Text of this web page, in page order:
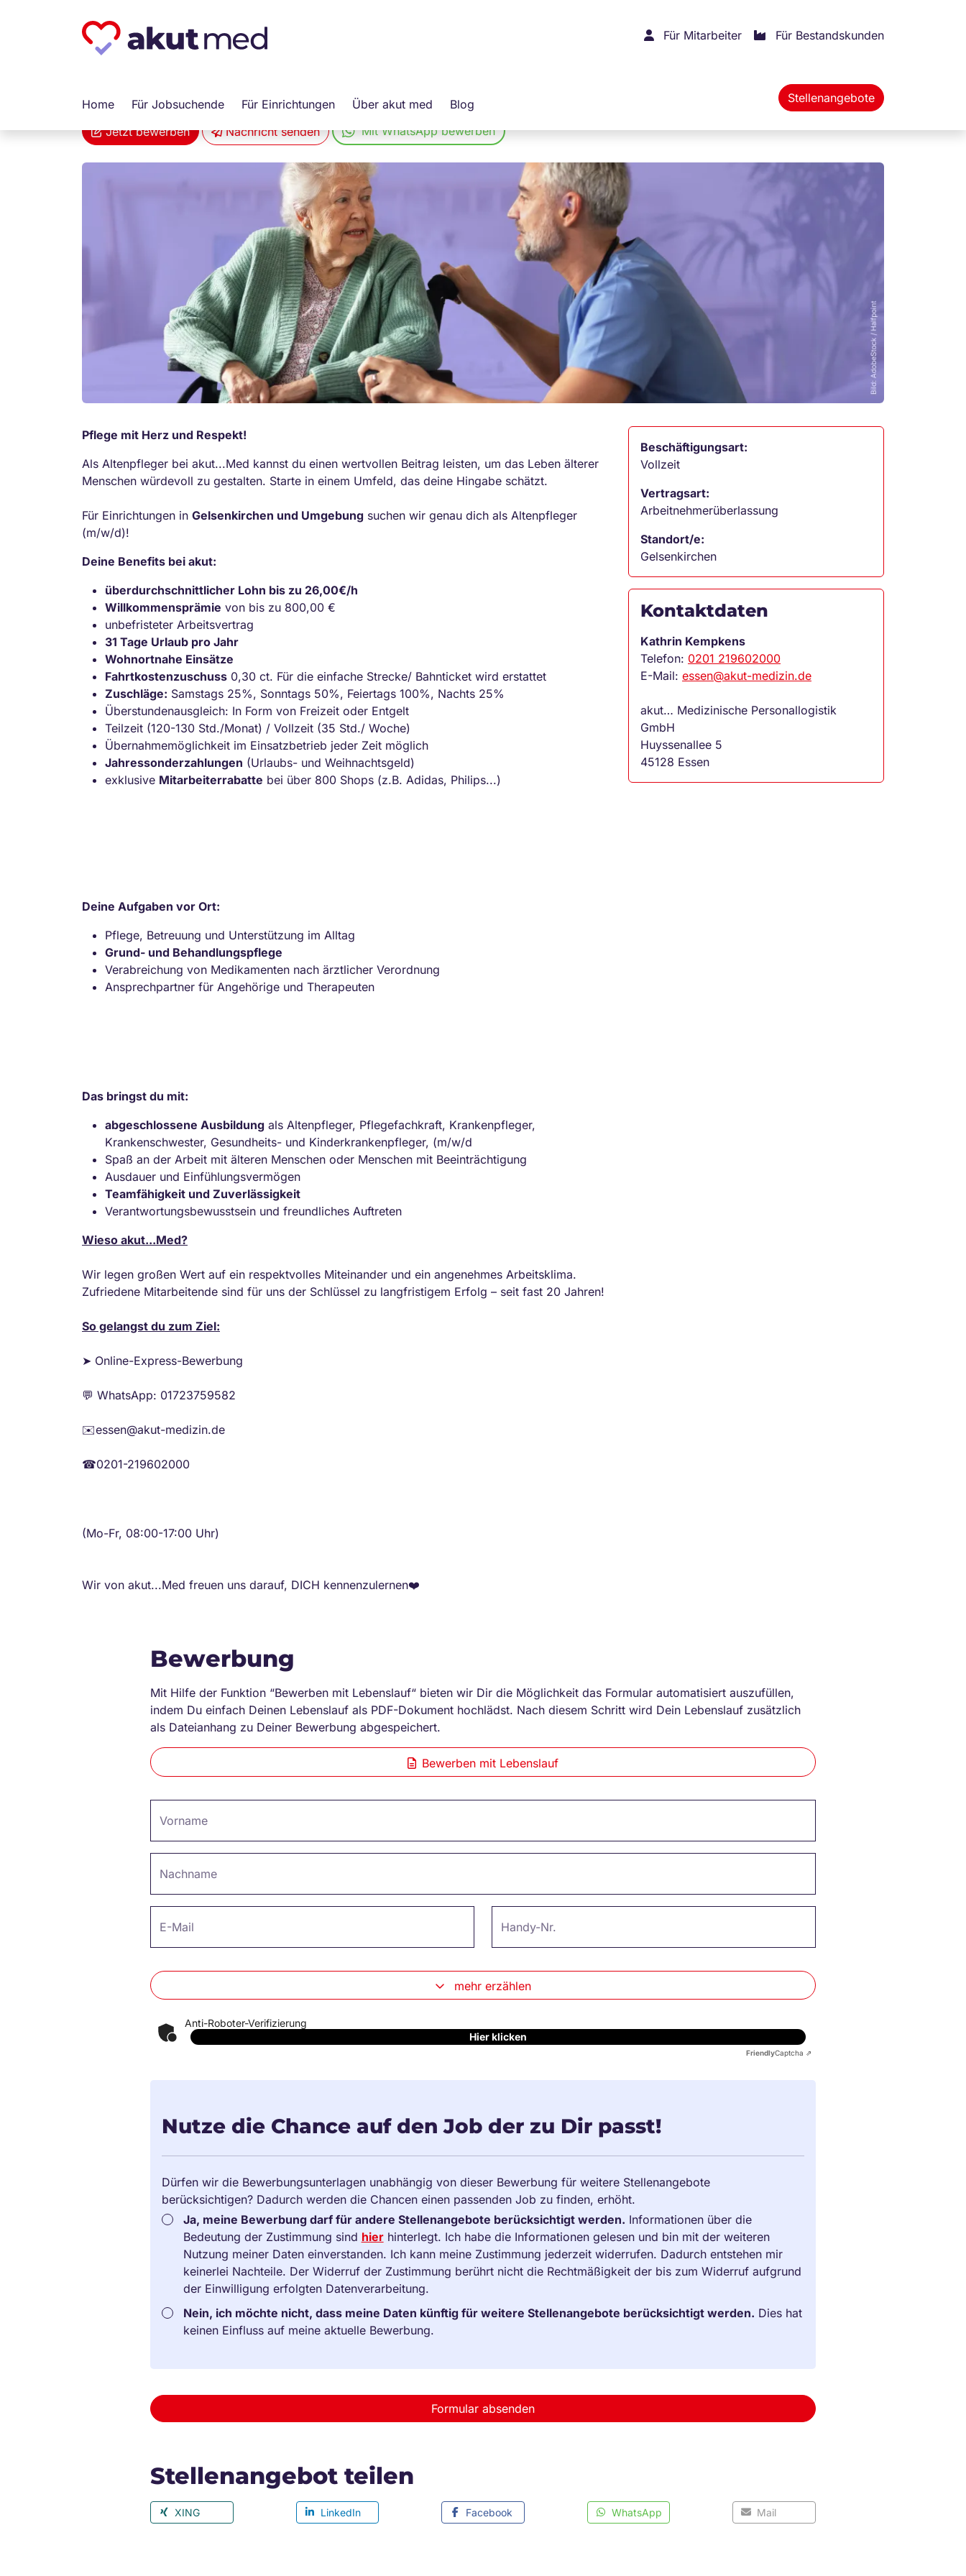
Home Für Jobsuchende Für Einrichtungen Über akut med Blog Stellenangebote
Für Mitarbeiter Für Bestandskunden
akut... Medizinische Personallogistik GmbH
Altenpfleger (m/w/d)
Jetzt bewerben Nachricht senden Mit WhatsApp bewerben
Pflege mit Herz und Respekt!
Als Altenpfleger bei akut...Med kannst du einen wertvollen Beitrag leisten, um das Leben älterer
Menschen würdevoll zu gestalten. Starte in einem Umfeld, das deine Hingabe schätzt.
Für Einrichtungen in Gelsenkirchen und Umgebung suchen wir genau dich als Altenpfleger
(m/w/d)!
Deine Benefits bei akut:
überdurchschnittlicher Lohn bis zu 26,00€/h
Willkommensprämie von bis zu 800,00 €
unbefristeter Arbeitsvertrag
31 Tage Urlaub pro Jahr
Wohnortnahe Einsätze
Fahrtkostenzuschuss 0,30 ct. Für die einfache Strecke/ Bahnticket wird erstattet
Zuschläge: Samstags 25%, Sonntags 50%, Feiertags 100%, Nachts 25%
Überstundenausgleich: In Form von Freizeit oder Entgelt
Teilzeit (120-130 Std./Monat) / Vollzeit (35 Std./ Woche)
Übernahmemöglichkeit im Einsatzbetrieb jeder Zeit möglich
Jahressonderzahlungen (Urlaubs- und Weihnachtsgeld)
exklusive Mitarbeiterrabatte bei über 800 Shops (z.B. Adidas, Philips...)
Deine Aufgaben vor Ort:
Pflege, Betreuung und Unterstützung im Alltag
Grund- und Behandlungspflege
Verabreichung von Medikamenten nach ärztlicher Verordnung
Ansprechpartner für Angehörige und Therapeuten
Das bringst du mit:
abgeschlossene Ausbildung als Altenpfleger, Pflegefachkraft, Krankenpfleger,
Krankenschwester, Gesundheits- und Kinderkrankenpfleger, (m/w/d
Spaß an der Arbeit mit älteren Menschen oder Menschen mit Beeinträchtigung
Ausdauer und Einfühlungsvermögen
Teamfähigkeit und Zuverlässigkeit
Verantwortungsbewusstsein und freundliches Auftreten
Wieso akut...Med?
Wir legen großen Wert auf ein respektvolles Miteinander und ein angenehmes Arbeitsklima.
Zufriedene Mitarbeitende sind für uns der Schlüssel zu langfristigem Erfolg – seit fast 20 Jahren!
So gelangst du zum Ziel:
➤ Online-Express-Bewerbung
💬 WhatsApp: 01723759582
✉️essen@akut-medizin.de
☎0201-219602000
(Mo-Fr, 08:00-17:00 Uhr)
Wir von akut...Med freuen uns darauf, DICH kennenzulernen❤️
Beschäftigungsart:
Vollzeit
Vertragsart:
Arbeitnehmerüberlassung
Standort/e:
Gelsenkirchen
Kontaktdaten
Kathrin Kempkens
Telefon: 0201 219602000
E-Mail: essen@akut-medizin.de
akut… Medizinische Personallogistik
GmbH
Huyssenallee 5
45128 Essen
Bewerbung
Mit Hilfe der Funktion “Bewerben mit Lebenslauf“ bieten wir Dir die Möglichkeit das Formular automatisiert auszufüllen,
indem Du einfach Deinen Lebenslauf als PDF-Dokument hochlädst. Nach diesem Schritt wird Dein Lebenslauf zusätzlich
als Dateianhang zu Deiner Bewerbung abgespeichert.
Bewerben mit Lebenslauf
Vorname
Nachname
E-Mail Handy-Nr.
mehr erzählen
Anti-Roboter-Verifizierung
Hier klicken
FriendlyCaptcha ⇗
Nutze die Chance auf den Job der zu Dir passt!
Dürfen wir die Bewerbungsunterlagen unabhängig von dieser Bewerbung für weitere Stellenangebote
berücksichtigen? Dadurch werden die Chancen einen passenden Job zu finden, erhöht.
Ja, meine Bewerbung darf für andere Stellenangebote berücksichtigt werden. Informationen über die
Bedeutung der Zustimmung sind hierhinterlegt. Ich habe die Informationen gelesen und bin mit der weiteren
Nutzung meiner Daten einverstanden. Ich kann meine Zustimmung jederzeit widerrufen. Dadurch entstehen mir
keinerlei Nachteile. Der Widerruf der Zustimmung berührt nicht die Rechtmäßigkeit der bis zum Widerruf aufgrund
der Einwilligung erfolgten Datenverarbeitung.
Nein, ich möchte nicht, dass meine Daten künftig für weitere Stellenangebote berücksichtigt werden. Dies hat
keinen Einfluss auf meine aktuelle Bewerbung.
Formular absenden
Stellenangebot teilen
XING LinkedIn Facebook WhatsApp Mail